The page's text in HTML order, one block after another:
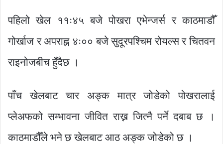
पहिलो खेल ११ः४५ बजे पोखरा एभेन्जर्स र काठमाडौँ
गोर्खाज र अपराह्न ४ः०० बजे सुदूरपश्चिम रोयल्स र चितवन
राइनोजबीच हुँदैछ ।
पाँच खेलबाट चार अङ्क मात्र जोडेको पोखरालाई
प्लेअफको सम्भावना जीवित राख्न जित्नै पर्ने दबाब छ ।
काठमाडौँले भने छ खेलबाट आठ अङ्क जोडेको छ ।